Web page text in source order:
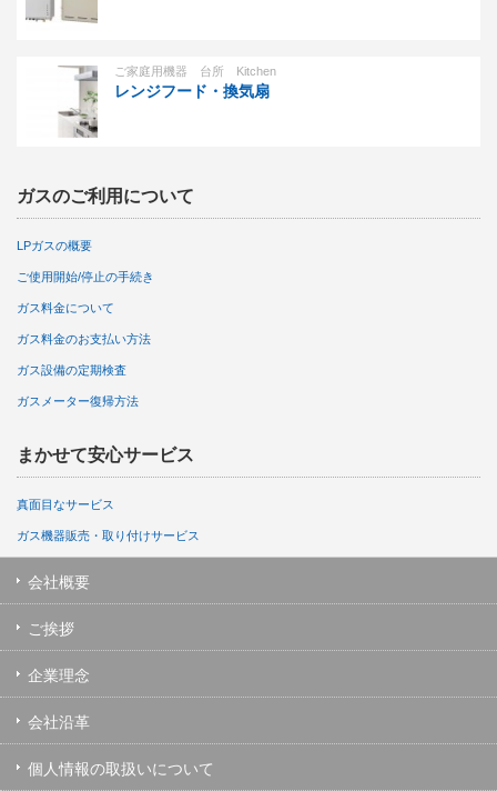
ご家庭用機器 台所 Kitchen
レンジフード・換気扇
ガスのご利用について
LPガスの概要
ご使用開始/停止の手続き
ガス料金について
ガス料金のお支払い方法
ガス設備の定期検査
ガスメーター復帰方法
まかせて安心サービス
真面目なサービス
ガス機器販売・取り付けサービス
会社概要
ご挨拶
企業理念
会社沿革
個人情報の取扱いについて